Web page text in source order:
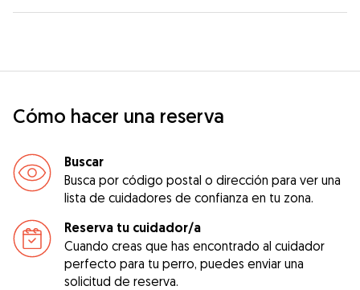
Cómo hacer una reserva
Buscar
Busca por código postal o dirección para ver una
lista de cuidadores de confianza en tu zona.
Reserva tu cuidador/a
Cuando creas que has encontrado al cuidador
perfecto para tu perro, puedes enviar una
solicitud de reserva.